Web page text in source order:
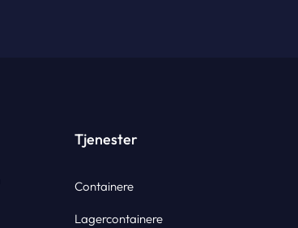
Tjenester
Containere
Lagercontainere